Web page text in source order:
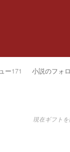
ー171 小説のフォ
現在ギフト